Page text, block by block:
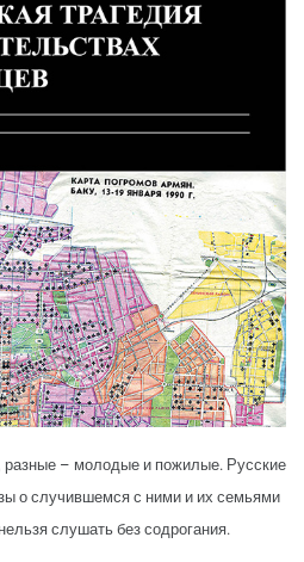
– молодые и пожилые. Русские
о случившемся с ними и их семьями
слушать без содрогания.